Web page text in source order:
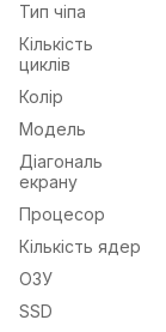
Тип чіпа
Кількість
циклів
Колір
Модель
Діагональ
екрану
Процесор
Кількість ядер
ОЗУ
SSD